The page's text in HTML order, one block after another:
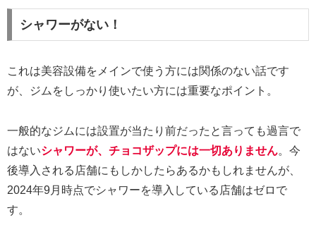
シャワーがない！
これは美容設備をメインで使う方には関係のない話です
が、ジムをしっかり使いたい方には重要なポイント。
一般的なジムには設置が当たり前だったと言っても過言で
はないシャワーが、チョコザップには一切ありません。今
後導入される店舗にもしかしたらあるかもしれませんが、
2024年9月時点でシャワーを導入している店舗はゼロで
す。